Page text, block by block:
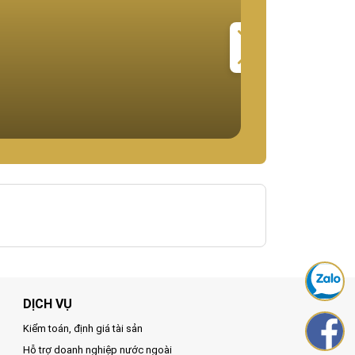
Giá:
DỊCH VỤ
Kiểm toán, định giá tài sản
Hỗ trợ doanh nghiệp nước ngoài